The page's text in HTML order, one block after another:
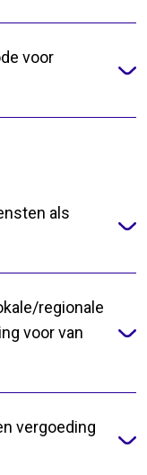
voor
als
regionale
voor van
vergoeding